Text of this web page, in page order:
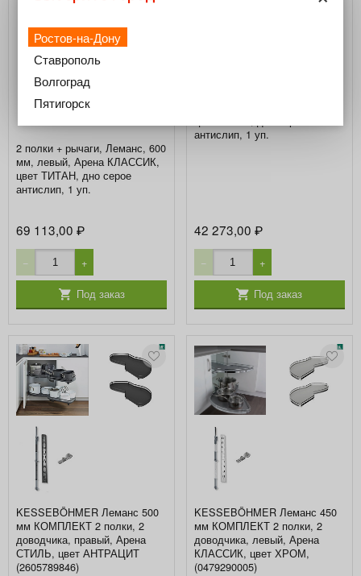
2 полки + рычаги, Леманс, 600
мм, левый, Арена КЛАССИК,
цвет ТИТАН, дно серое
антислип, 1 уп.
69 113,00₽
− +
Под заказ
антислип, 1 уп.
42 273,00 ₽
− +
Под заказ
KESSEBÖHMER Леманс 500
мм КОМПЛЕКТ 2 полки, 2
доводчика, правый, Арена
СТИЛЬ, цвет АНТРАЦИТ
(2605789846)
KESSEBÖHMER Леманс 450
мм КОМПЛЕКТ 2 полки, 2
доводчика, левый, Арена
КЛАССИК, цвет ХРОМ,
(0479290005)
Ростов-на-Дону
Ставрополь
Волгоград
Пятигорск